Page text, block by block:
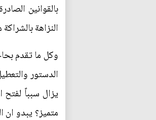
بالقوانين
النزاهة
وكل ما تقدم
الدستور
يزال سبباً
متميز؟ يبدو